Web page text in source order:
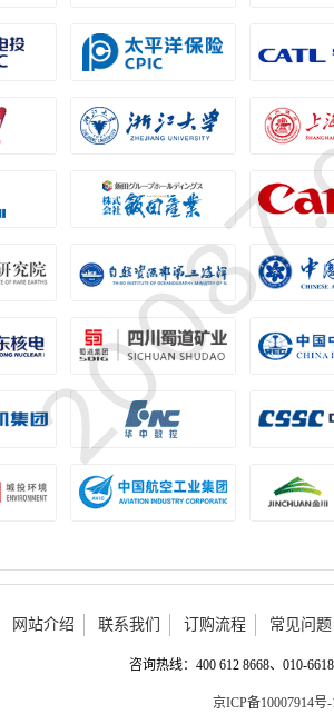
网站介绍 联系我们 订购流程 常见问题
咨询热线：400 612 8668、010-
京ICP备10007914号-